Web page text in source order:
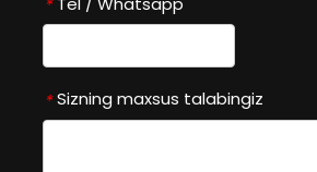
*
* Sizning maxsus talabingiz